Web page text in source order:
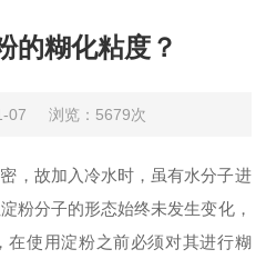
的糊化粘度？
07 浏览：5679次
，故加入冷水时，虽有水分子进
粉分子的形态始终未发生变化，
在使用淀粉之前必须对其进行糊